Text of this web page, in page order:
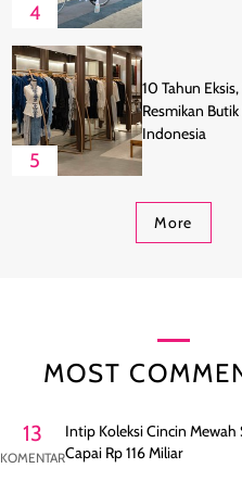
4
5
10 Tahun
Resmikan
Indonesia
More
MOST
13
KOMENTAR
Intip Koleksi Cincin Mewah
Capai Rp 116 Miliar